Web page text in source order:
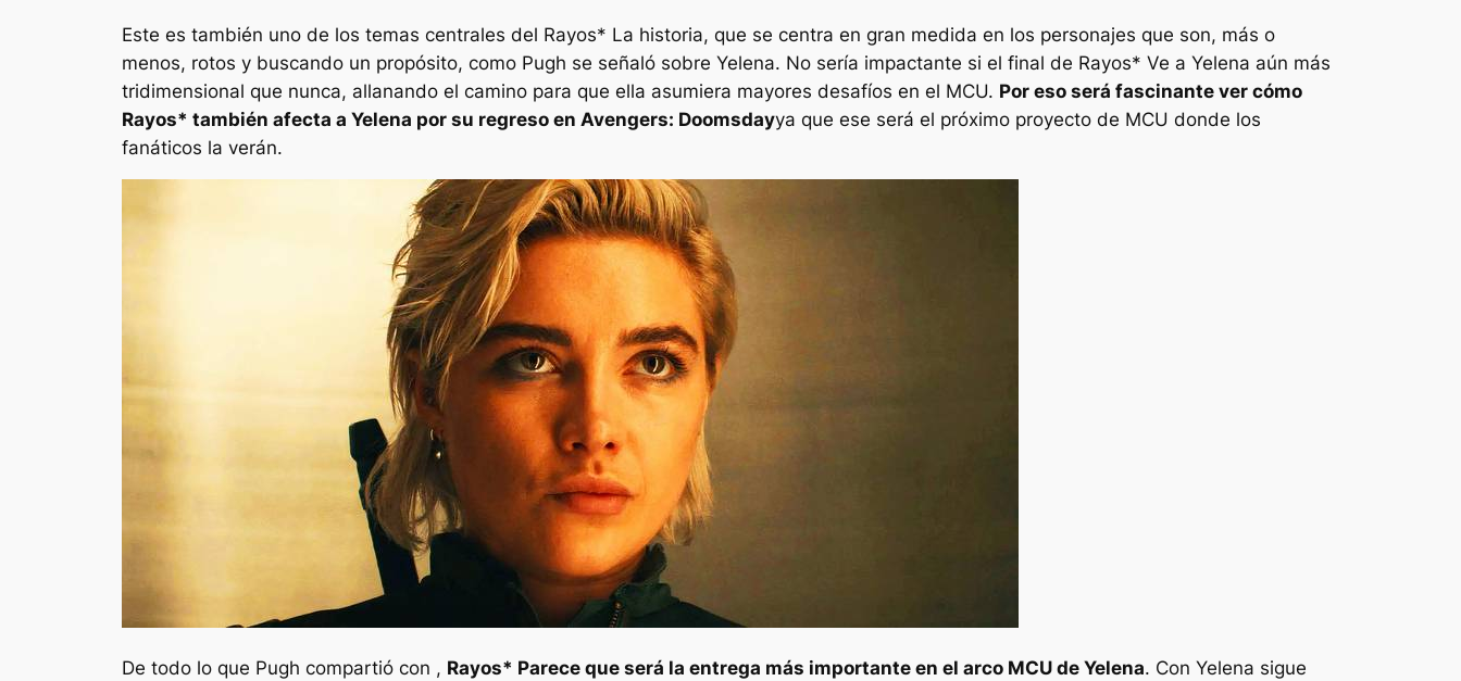
Este es también uno de los temas centrales del Rayos* La historia, que se centra en gran medida en los personajes que son, más o
menos, rotos y buscando un propósito, como Pugh se señaló sobre Yelena. No sería impactante si el final de Rayos* Ve a Yelena aún más
tridimensional que nunca, allanando el camino para que ella asumiera mayores desafíos en el MCU. Por eso será fascinante ver cómo
Rayos* también afecta a Yelena por su regreso en Avengers: Doomsdayya que ese será el próximo proyecto de MCU donde los
fanáticos la verán.
De todo lo que Pugh compartió con , Rayos* Parece que será la entrega más importante en el arco MCU de Yelena. Con Yelena sigue